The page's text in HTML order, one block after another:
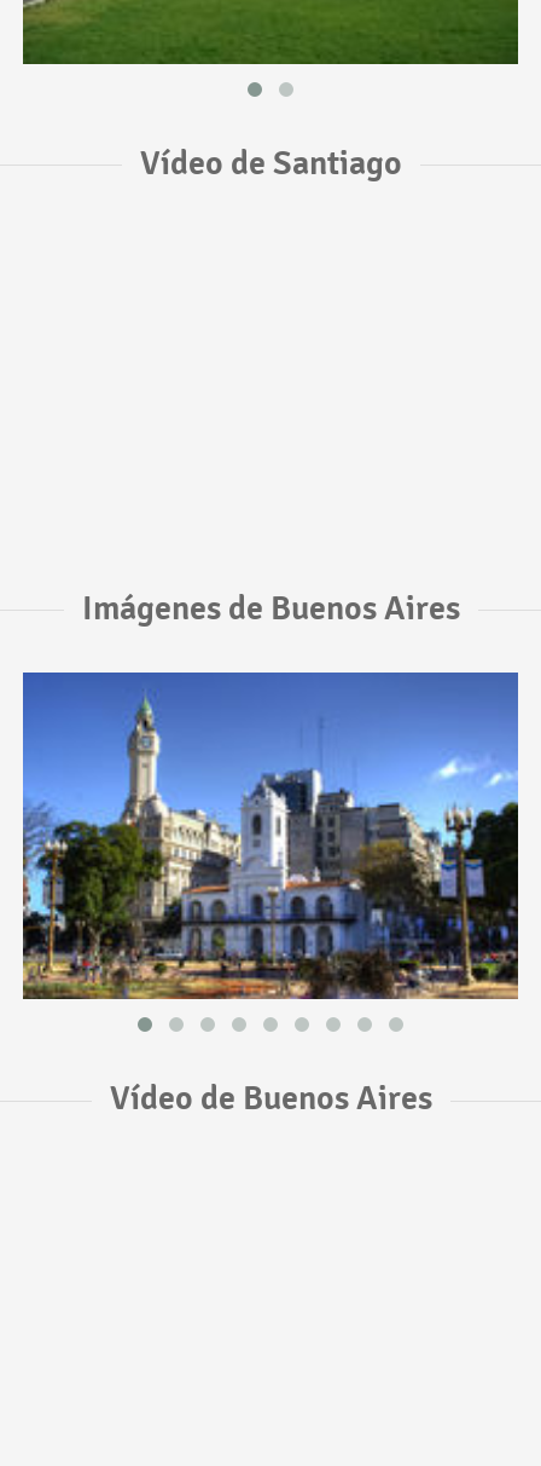
Vídeo de Santiago
Imágenes de Buenos Aires
Vídeo de Buenos Aires